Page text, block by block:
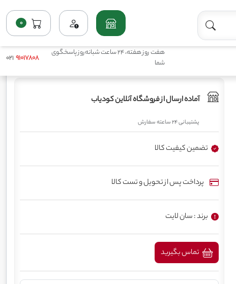
0
هفت روز هفته، 24 ساعت شبانه‌روز پاسخگوی
شما
91017808
021
فروشگاه پرمصرف مایع(ماکروها) کود 3 0 5 سان لایت
آماده ارسال از فروشگاه آنلاین کودیاب
پشتیبانی 24 ساعته سفارش
تضمین کیفیت کالا
پرداخت پس از تحویل و تست کالا
برند : سان لایت